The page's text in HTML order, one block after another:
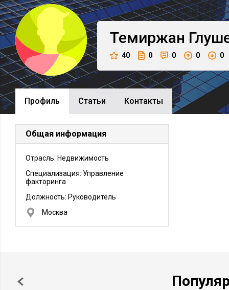
Темиржан
40 0 0 0 0
Профиль Cтатьи Контакты
Общая информация
Отрасль: Недвижимость
Специализация: Управление
факторинга
Должность: Руководитель
Москва